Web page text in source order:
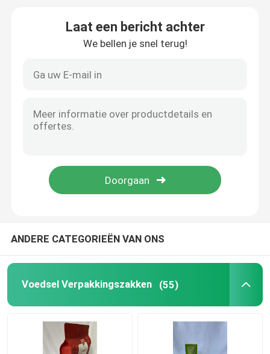
Koffieverpakkingszak
Gelamineerde Verpakkende Broodjes
Zakjes met platte bodem
Opstaande verpakkingszakken
Papieren verpakkingszakken
mylar verpakkende zak
Laat een bericht achter
We bellen je snel terug!
ANDERE CATEGORIEËN VAN ONS
Voedsel Verpakkingszakken (55)